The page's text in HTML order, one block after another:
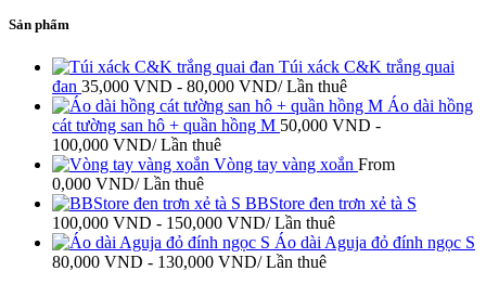
Sản phẩm
Túi xáck C&K trắng quai
đan 35,000 VND - 80,000 VND/ Lần thuê
Áo dài hồng
cát tường san hô + quần hồng M 50,000 VND -
100,000 VND/ Lần thuê
Vòng tay vàng xoắn From
0,000 VND/ Lần thuê
BBStore đen trơn xẻ tà S
100,000 VND - 150,000 VND/ Lần thuê
Áo dài Aguja đỏ đính ngọc S
80,000 VND - 130,000 VND/ Lần thuê